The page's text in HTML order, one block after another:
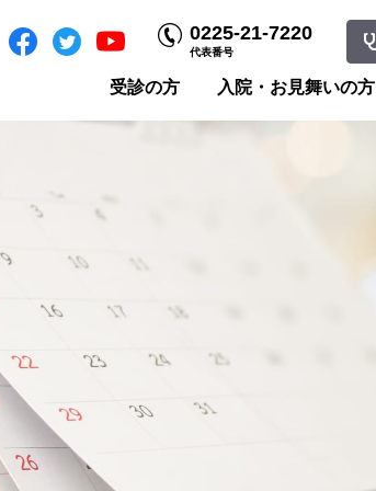
0225-21-7220
代表番号
受診の方 入院・お見舞いの方